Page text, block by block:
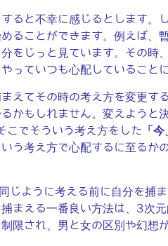
ると不幸に感じるとします。
ることができます。例えば、
をじっと見ています。その時
っていつも心配していること
えてその時の考え方を変更す
かもしれません。変えようと
こでそういう考え方をした 「
う考え方で心配するに至るか
じように考える前に自分を捕
まえる一番良い方法は、3次
限され、男と女の区別や幻想